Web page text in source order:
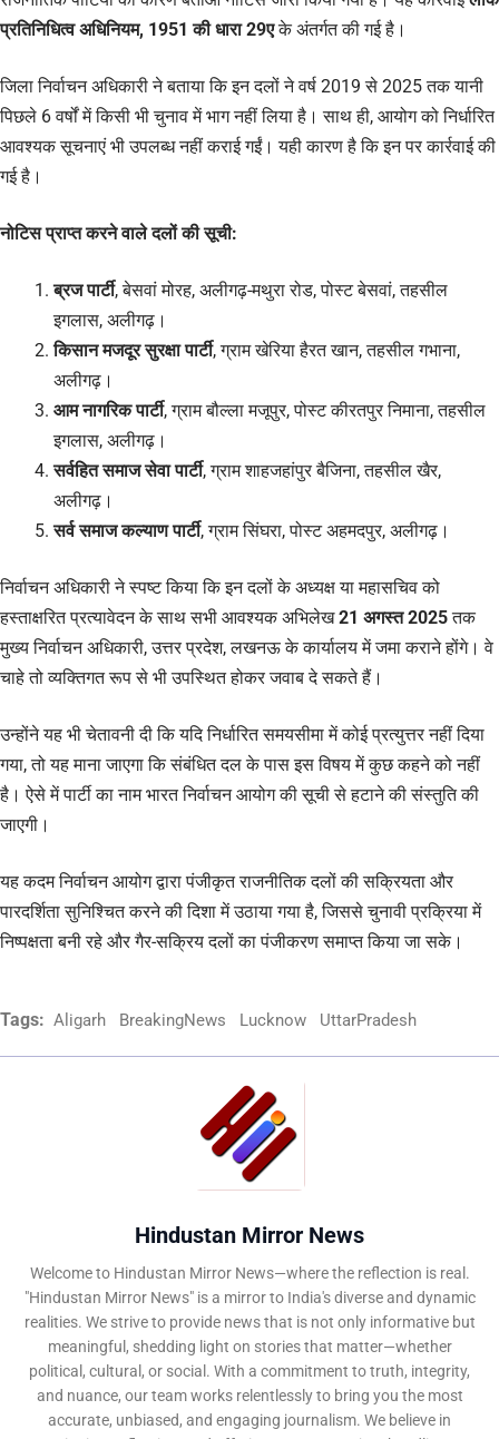
प्रतिनिधित्व अधिनियम, 1951 की धारा 29एके अंतर्गत की गई है।
जिला निर्वाचन अधिकारी ने बताया कि इन दलों ने वर्ष 2019 से 2025 तक यानी
पिछले 6 वर्षों में किसी भी चुनाव में भाग नहीं लिया है। साथ ही, आयोग को निर्धारित
आवश्यक सूचनाएं भी उपलब्ध नहीं कराई गईं। यही कारण है कि इन पर कार्रवाई की
गई है।
नोटिस प्राप्त करने वाले दलों की सूची:
ब्रज पार्टी, बेसवां मोरह, अलीगढ़-मथुरा रोड, पोस्ट बेसवां, तहसील
इगलास, अलीगढ़।
किसान मजदूर सुरक्षा पार्टी, ग्राम खेरिया हैरत खान, तहसील गभाना,
अलीगढ़।
आम नागरिक पार्टी, ग्राम बौल्ला मजूपुर, पोस्ट कीरतपुर निमाना, तहसील
इगलास, अलीगढ़।
सर्वहित समाज सेवा पार्टी, ग्राम शाहजहांपुर बैजिना, तहसील खैर,
अलीगढ़।
सर्व समाज कल्याण पार्टी, ग्राम सिंघरा, पोस्ट अहमदपुर, अलीगढ़।
निर्वाचन अधिकारी ने स्पष्ट किया कि इन दलों के अध्यक्ष या महासचिव को
हस्ताक्षरित प्रत्यावेदन के साथ सभी आवश्यक अभिलेख21 अगस्त 2025तक
मुख्य निर्वाचन अधिकारी, उत्तर प्रदेश, लखनऊ के कार्यालय में जमा कराने होंगे। वे
चाहे तो व्यक्तिगत रूप से भी उपस्थित होकर जवाब दे सकते हैं।
उन्होंने यह भी चेतावनी दी कि यदि निर्धारित समयसीमा में कोई प्रत्युत्तर नहीं दिया
गया, तो यह माना जाएगा कि संबंधित दल के पास इस विषय में कुछ कहने को नहीं
है। ऐसे में पार्टी का नाम भारत निर्वाचन आयोग की सूची से हटाने की संस्तुति की
जाएगी।
यह कदम निर्वाचन आयोग द्वारा पंजीकृत राजनीतिक दलों की सक्रियता और
पारदर्शिता सुनिश्चित करने की दिशा में उठाया गया है, जिससे चुनावी प्रक्रिया में
निष्पक्षता बनी रहे और गैर-सक्रिय दलों का पंजीकरण समाप्त किया जा सके।
Tags: Aligarh BreakingNews Lucknow UttarPradesh
Hindustan Mirror News
Welcome to Hindustan Mirror News—where the reflection is real.
"Hindustan Mirror News" is a mirror to India's diverse and dynamic
realities. We strive to provide news that is not only informative but
meaningful, shedding light on stories that matter—whether
political, cultural, or social. With a commitment to truth, integrity,
and nuance, our team works relentlessly to bring you the most
accurate, unbiased, and engaging journalism. We believe in